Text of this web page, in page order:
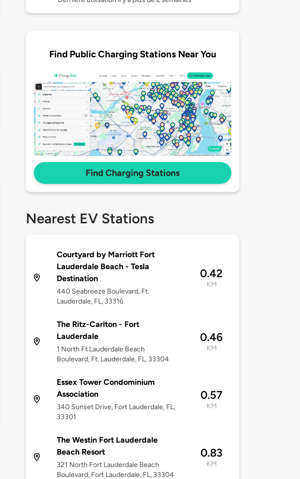
Find Public Charging Stations Near You
Find Charging Stations
Nearest EV Stations
Courtyard by Marriott Fort
Lauderdale Beach - Tesla
Destination
440 Seabreeze Boulevard, Ft.
Lauderdale, FL, 33316
0.42
KM
The Ritz-Carlton - Fort
Lauderdale
1 North Ft Lauderdale Beach
Boulevard, Ft. Lauderdale, FL, 33304
0.46
KM
Essex Tower Condominium
Association
340 Sunset Drive, Fort Lauderdale, FL,
33301
0.57
KM
The Westin Fort Lauderdale
Beach Resort
321 North Fort Lauderdale Beach
Boulevard, Fort Lauderdale, FL, 33304
0.83
KM